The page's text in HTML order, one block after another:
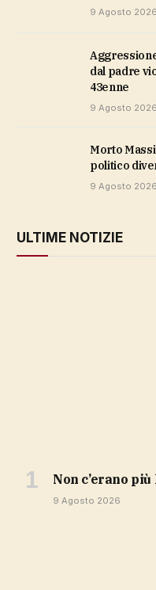
9 Agosto 2026
Aggressione in hotel, il figlio difende la madre
dal padre
43enne
9 Agosto 2026
Morto Massimiliano Cencelli, il suo metodo
politico
9 Agosto 2026
ULTIME NOTIZIE
non c’erano
9 Agosto 2026